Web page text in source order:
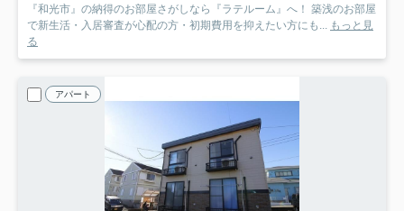
『和光市』の納得のお部屋さがしなら『ラテルーム』へ！ 築浅のお部屋
で新生活・入居審査が心配の方・初期費用を抑えたい方にも... もっと見
る
アパート